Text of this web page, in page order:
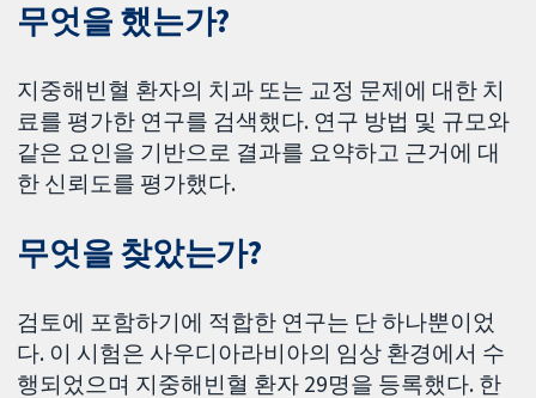
무엇을 했는가?
지중해빈혈 환자의 치과 또는 교정 문제에 대한 치
료를 평가한 연구를 검색했다. 연구 방법 및 규모와
같은 요인을 기반으로 결과를 요약하고 근거에 대
한 신뢰도를 평가했다.
무엇을 찾았는가?
검토에 포함하기에 적합한 연구는 단 하나뿐이었
다. 이 시험은 사우디아라비아의 임상 환경에서 수
행되었으며 지중해빈혈 환자 29명을 등록했다. 한